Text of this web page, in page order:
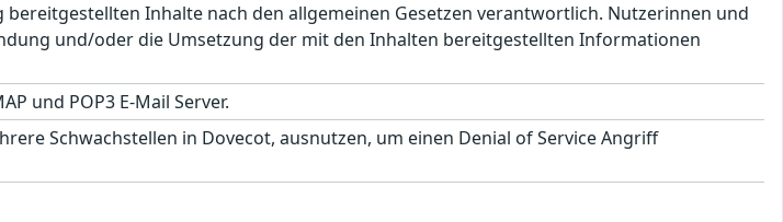
bereitgestellten Inhalte nach den allgemeinen Gesetzen verantwortlich. Nutzerinnen und
und/oder die Umsetzung der mit den Inhalten bereitgestellten Informationen
und POP3 E-Mail Server.
Schwachstellen in Dovecot, ausnutzen, um einen Denial of Service Angriff